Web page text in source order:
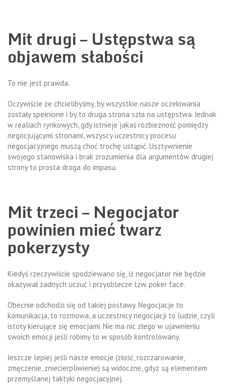
Mit drugi – Ustępstwa są
objawem słabości
To nie jest prawda.
Oczywiście że chcielibyśmy, by wszystkie nasze oczekiwania
zostały spełnione i by to druga strona szła na ustępstwa. Jednak
w realiach rynkowych, gdy istnieje jakaś rozbieżność pomiędzy
negocjującymi stronami, wszyscy uczestnicy procesu
negocjacyjnego muszą choć trochę ustąpić. Usztywnienie
swojego stanowiska i brak zrozumienia dla argumentów drugiej
strony to prosta droga do impasu.
Mit trzeci – Negocjator
powinien mieć twarz
pokerzysty
Kiedyś rzeczywiście spodziewano się, iż negocjator nie będzie
okazywał żadnych uczuć i przyoblecze tzw. poker face.
Obecnie odchodzi się od takiej postawy. Negocjacje to
komunikacja, to rozmowa, a uczestnicy negocjacji to ludzie, czyli
istoty kierujące się emocjami. Nie ma nic złego w ujawnieniu
swoich emocji jeśli robimy to w sposób kontrolowany.
Jeszcze lepiej jeśli nasze emocje (złość, rozczarowanie,
zmęczenie, zniecierpliwienie) są widoczne, gdyż są elementem
przemyślanej taktyki negocjacyjnej.